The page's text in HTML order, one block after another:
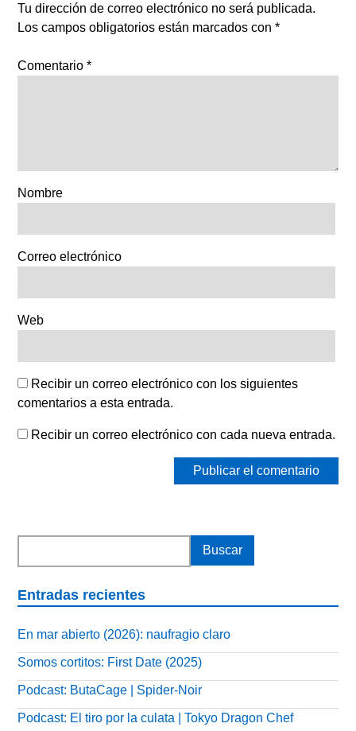
Tu dirección de correo electrónico no será publicada.
Los campos obligatorios están marcados con*
Comentario*
Nombre
Correo electrónico
Web
Recibir un correo electrónico con los siguientes
comentarios a esta entrada.
Recibir un correo electrónico con cada nueva entrada.
Entradas recientes
En mar abierto (2026): naufragio claro
Somos cortitos: First Date (2025)
Podcast: ButaCage | Spider-Noir
Podcast: El tiro por la culata | Tokyo Dragon Chef